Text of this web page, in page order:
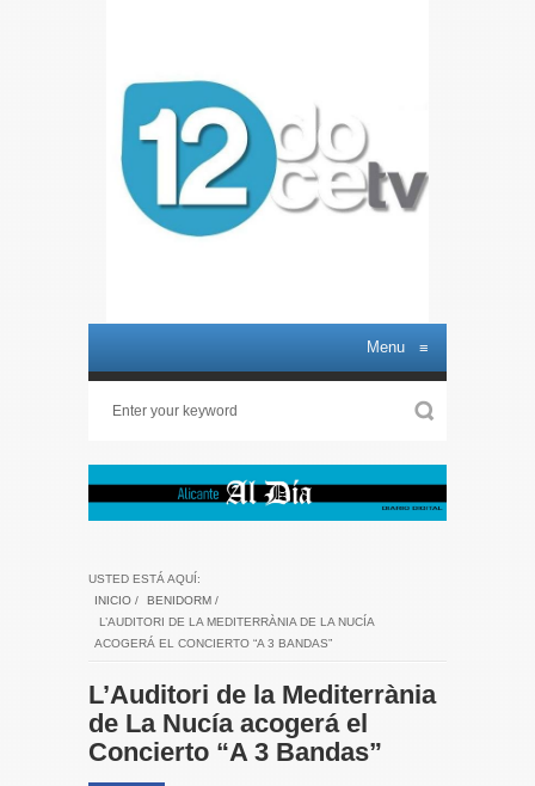
Menu ≡
USTED ESTÁ AQUÍ:
INICIO / BENIDORM /
L’AUDITORI DE LA MEDITERRÀNIA DE LA NUCÍA
ACOGERÁ EL CONCIERTO “A 3 BANDAS”
L’Auditori de la Mediterrània
de La Nucía acogerá el
Concierto “A 3 Bandas”